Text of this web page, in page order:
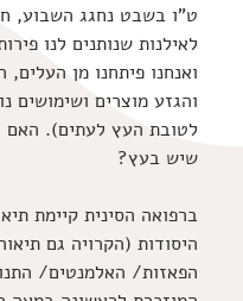
ט"ו בשבט נחגג השבוע,
לאילנות שנותנים לנו
ואנחנו פיתחנו מן העלים,
והגזע מוצרים ושימושים
לטובת העץ לעתים). האם
שיש בעץ?
ברפואה הסינית קיימת
היסודות (הקרויה גם
הפאזות/ האלמנטים/